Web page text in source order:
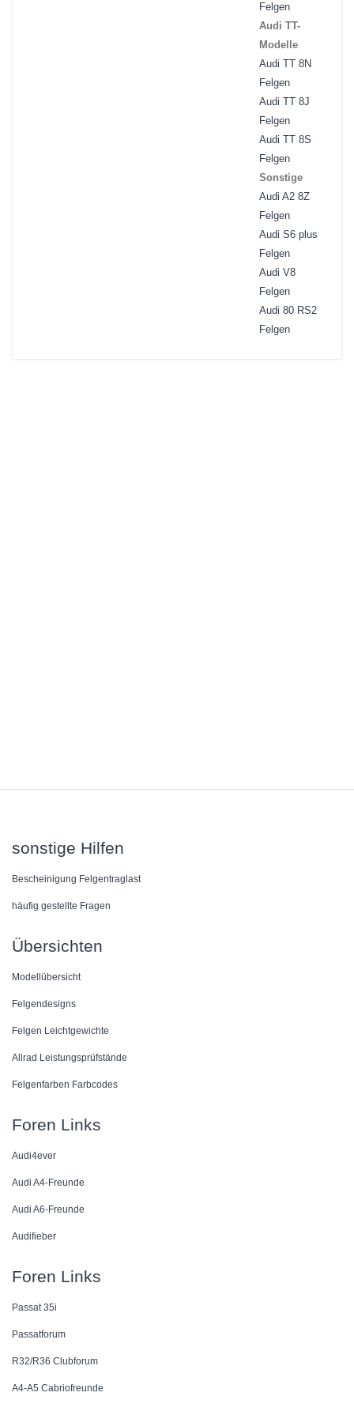
Felgen
Audi TT-
Modelle
Audi TT 8N
Felgen
Audi TT 8J
Felgen
Audi TT 8S
Felgen
Sonstige
Audi A2 8Z
Felgen
Audi S6 plus
Felgen
Audi V8
Felgen
Audi 80 RS2
Felgen
sonstige Hilfen
Bescheinigung Felgentraglast
häufig gestellte Fragen
Übersichten
Modellübersicht
Felgendesigns
Felgen Leichtgewichte
Allrad Leistungsprüfstände
Felgenfarben Farbcodes
Foren Links
Audi4ever
Audi A4-Freunde
Audi A6-Freunde
Audifieber
Foren Links
Passat 35i
Passatforum
R32/R36 Clubforum
A4-A5 Cabriofreunde